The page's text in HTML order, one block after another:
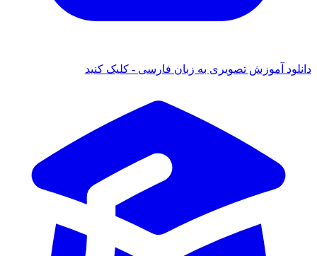
آموزش تصویری به زبان فارسی - کلیک کنید